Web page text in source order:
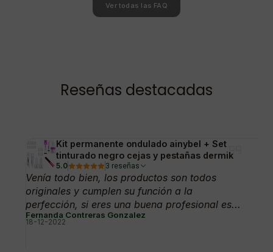
Ver todas las FAQ
Reseñas destacadas
Kit permanente ondulado ainybel + Set
tinturado negro cejas y pestañas dermik
5.0 3 reseñas
Venía todo bien, los productos son todos
originales y cumplen su función a la
perfección, si eres una buena profesional es...
Fernanda Contreras Gonzalez
18-12-2022